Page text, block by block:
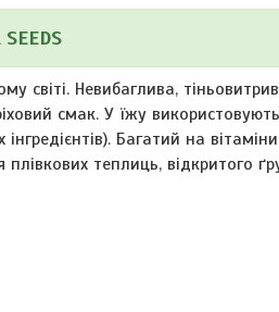
світі. Невибаглива,
смак. У їжу
Багатий на
теплиць, відкритого